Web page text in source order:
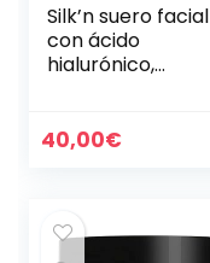
Silk’n suero facial
con ácido
hialurónico,
40,00€